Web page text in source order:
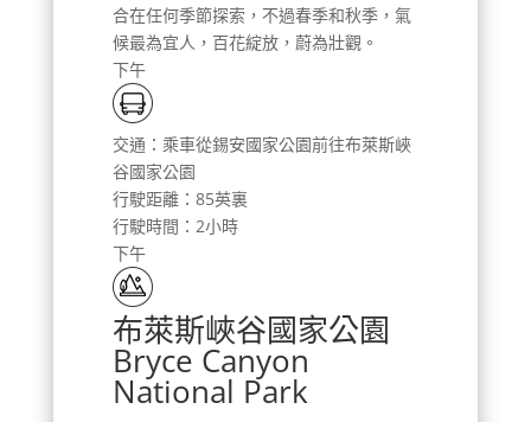
合在任何季節探索，不過春季和秋季，氣
候最為宜人，百花綻放，蔚為壯觀。
下午
交通：乘車從錫安國家公園前往布萊斯峽
谷國家公園
行駛距離：85英裏
行駛時間：2小時
下午
布萊斯峽谷國家公園
Bryce Canyon
National Park